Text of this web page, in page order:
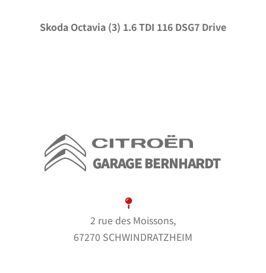
Skoda Octavia (3) 1.6 TDI 116 DSG7 Drive
2 rue des Moissons,
67270 SCHWINDRATZHEIM